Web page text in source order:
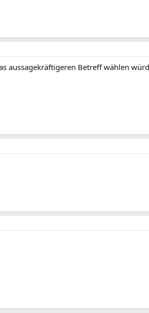
aussagekräftigeren Betreff wählen